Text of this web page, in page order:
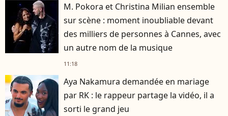
M. Pokora et Christina Milian ensemble
sur scène : moment inoubliable devant
des milliers de personnes à Cannes, avec
un autre nom de la musique
11:18
Aya Nakamura demandée en mariage
par RK : le rappeur partage la vidéo, il a
sorti le grand jeu